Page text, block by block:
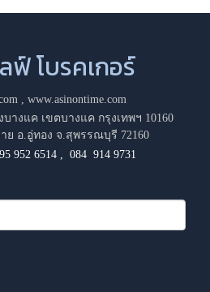
ฟ์ โบรคเกอร์
, www.asinontime.com
างแค เขตบางแค กรุงเทพฯ 10160
ย อ.อู่ทอง จ.สุพรรณบุรี 72160
952 6514 ,084 914 9731